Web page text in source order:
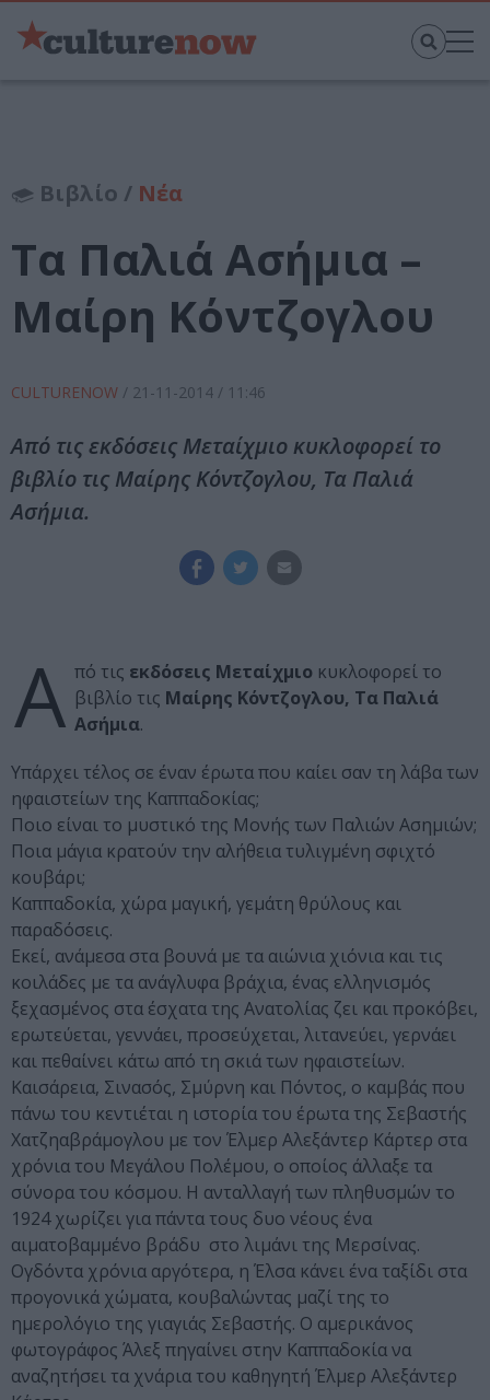
Βιβλίο / Νέα
Τα Παλιά Ασήμια –
Μαίρη Κόντζογλου
CULTURENOW / 21-11-2014 / 11:46
Από τις εκδόσεις Μεταίχμιο κυκλοφορεί το
βιβλίο τις Μαίρης Κόντζογλου, Τα Παλιά
Ασήμια.
Α πό τις εκδόσεις Μεταίχμιο κυκλοφορεί το
βιβλίο τις Μαίρης Κόντζογλου, Τα Παλιά
Ασήμια.
Υπάρχει τέλος σε έναν έρωτα που καίει σαν τη λάβα των
ηφαιστείων της Καππαδοκίας;
Ποιο είναι το μυστικό της Μονής των Παλιών Ασημιών;
Ποια μάγια κρατούν την αλήθεια τυλιγμένη σφιχτό
κουβάρι;
Καππαδοκία, χώρα µαγική, γεµάτη θρύλους και
παραδόσεις.
Εκεί, ανάµεσα στα βουνά µε τα αιώνια χιόνια και τις
κοιλάδες µε τα ανάγλυφα βράχια, ένας ελληνισµός
ξεχασµένος στα έσχατα της Ανατολίας ζει και προκόβει,
ερωτεύεται, γεννάει, προσεύχεται, λιτανεύει, γερνάει
και πεθαίνει κάτω από τη σκιά των ηφαιστείων.
Καισάρεια, Σινασός, Σµύρνη και Πόντος, ο καµβάς που
πάνω του κεντιέται η ιστορία του έρωτα της Σεβαστής
Χατζηαβράµογλου µε τον Έλµερ Αλεξάντερ Κάρτερ στα
χρόνια του Μεγάλου Πολέµου, ο οποίος άλλαξε τα
σύνορα του κόσµου. Η ανταλλαγή των πληθυσµών το
1924 χωρίζει για πάντα τους δυο νέους ένα
αιµατοβαµµένο βράδυ στο λιµάνι της Μερσίνας.
Ογδόντα χρόνια αργότερα, η Έλσα κάνει ένα ταξίδι στα
προγονικά χώµατα, κουβαλώντας µαζί της το
ηµερολόγιο της γιαγιάς Σεβαστής. Ο αµερικάνος
φωτογράφος Άλεξ πηγαίνει στην Καππαδοκία να
αναζητήσει τα χνάρια του καθηγητή Έλµερ Αλεξάντερ